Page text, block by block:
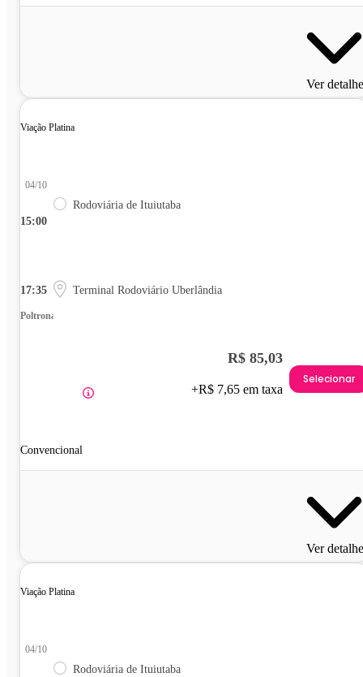
Ver
Viação Platina
15:00
04/10
Rodoviária de Ituiutaba
17:35 Terminal Rodoviário Uberlândia
Poltrona
Convencional
R$ 85,03
+R$ 7,65 em taxa
Selecionar
Ver
Viação Platina
04/10
Rodoviária de Ituiutaba